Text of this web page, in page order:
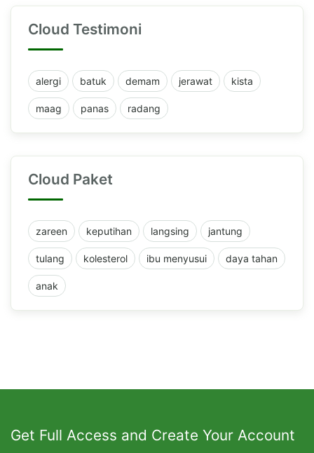
Cloud Testimoni
alergi batuk demam jerawat kista
maag panas radang
Cloud Paket
zareen keputihan langsing jantung
tulang kolesterol ibu menyusui daya tahan
anak
Get Full Access and Create Your Account